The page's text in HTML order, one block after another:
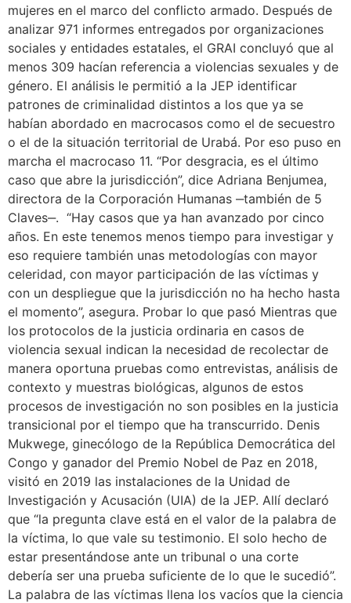
mujeres en el marco del conflicto armado. Después de
analizar 971 informes entregados por organizaciones
sociales y entidades estatales, el GRAI concluyó que al
menos 309 hacían referencia a violencias sexuales y de
género. El análisis le permitió a la JEP identificar
patrones de criminalidad distintos a los que ya se
habían abordado en macrocasos como el de secuestro
o el de la situación territorial de Urabá. Por eso puso en
marcha el macrocaso 11. “Por desgracia, es el último
caso que abre la jurisdicción”, dice Adriana Benjumea,
directora de la Corporación Humanas ‒también de 5
Claves‒. “Hay casos que ya han avanzado por cinco
años. En este tenemos menos tiempo para investigar y
eso requiere también unas metodologías con mayor
celeridad, con mayor participación de las víctimas y
con un despliegue que la jurisdicción no ha hecho hasta
el momento”, asegura. Probar lo que pasó Mientras que
los protocolos de la justicia ordinaria en casos de
violencia sexual indican la necesidad de recolectar de
manera oportuna pruebas como entrevistas, análisis de
contexto y muestras biológicas, algunos de estos
procesos de investigación no son posibles en la justicia
transicional por el tiempo que ha transcurrido. Denis
Mukwege, ginecólogo de la República Democrática del
Congo y ganador del Premio Nobel de Paz en 2018,
visitó en 2019 las instalaciones de la Unidad de
Investigación y Acusación (UIA) de la JEP. Allí declaró
que “la pregunta clave está en el valor de la palabra de
la víctima, lo que vale su testimonio. El solo hecho de
estar presentándose ante un tribunal o una corte
debería ser una prueba suficiente de lo que le sucedió”.
La palabra de las víctimas llena los vacíos que la ciencia